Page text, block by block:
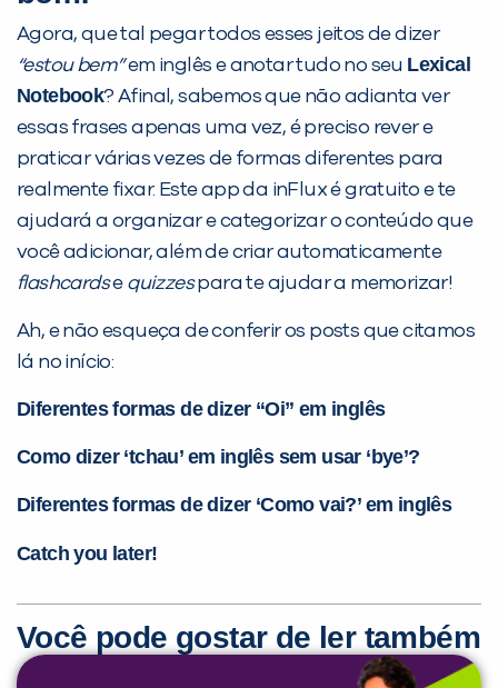
Agora, que tal pegar todos esses jeitos de dizer
“estou bem”em inglês e anotar tudo no seu Lexical
Notebook? Afinal, sabemos que não adianta ver
essas frases apenas uma vez, é preciso rever e
praticar várias vezes de formas diferentes para
realmente fixar. Este app da inFlux é gratuito e te
ajudará a organizar e categorizar o conteúdo que
você adicionar, além de criar automaticamente
flashcardse quizzespara te ajudar a memorizar!
Ah, e não esqueça de conferir os posts que citamos
lá no início:
Diferentes formas de dizer “Oi” em inglês
Como dizer ‘tchau’ em inglês sem usar ‘bye’?
Diferentes formas de dizer ‘Como vai?’ em inglês
Catch you later!
Você pode gostar de ler também